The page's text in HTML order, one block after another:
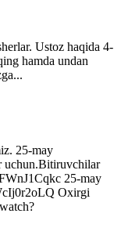
Ustoz haqida 4-
hamda undan
25-may
uchun.Bitiruvchilar
25-may
Oxirgi